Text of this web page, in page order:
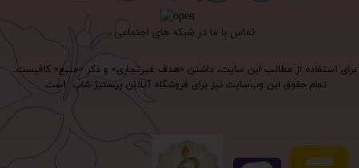
برای استفاده از مطالب این سایت، داشتن «هدف غیرتجاری» و ذکر «منبع» کافیست.
تمام حقوق اين وب‌سايت نیز برای فروشگاه آنلاین پرستیژ شاپ است.
تماس با ما در شبکه های اجتماعی